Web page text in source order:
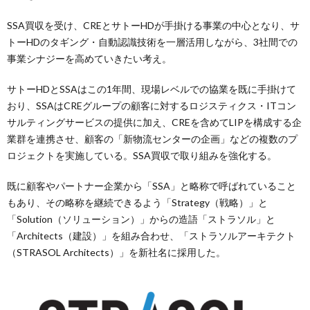
SSA買収を受け、CREとサトーHDが手掛ける事業の中心となり、サ
トーHDのタギング・自動認識技術を一層活用しながら、3社間での
事業シナジーを高めていきたい考え。
サトーHDとSSAはこの1年間、現場レベルでの協業を既に手掛けて
おり、SSAはCREグループの顧客に対するロジスティクス・ITコン
サルティングサービスの提供に加え、CREを含めてLIPを構成する企
業群を連携させ、顧客の「新物流センターの企画」などの複数のプ
ロジェクトを実施している。SSA買収で取り組みを強化する。
既に顧客やパートナー企業から「SSA」と略称で呼ばれていること
もあり、その略称を継続できるよう「Strategy（戦略）」と
「Solution（ソリューション）」からの造語「ストラソル」と
「Architects（建設）」を組み合わせ、「ストラソルアーキテクト
（STRASOL Architects）」を新社名に採用した。